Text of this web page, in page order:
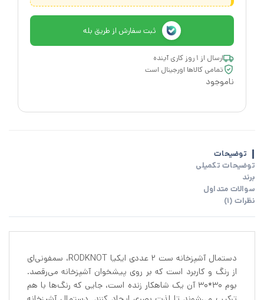
ثبت سفارش از طریق بله
ارسال از ۱ روز کاری آینده
تمامی کالاها اورجینال است
ناموجود
توضیحات
توضیحات تکمیلی
برند
سوالات متداول
نظرات (1)
دستمال آشپزخانه ست 2 عددی ایکیا RODKNOT، سمفونی‌ای
از رنگ و کاربرد است که بر روی پیشخوان آشپزخانه می‌رقصد.
بوم ۳۰*۳۰ آن یک شاهکار زنده است، جایی که رنگ‌ها با هم